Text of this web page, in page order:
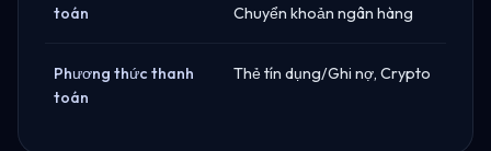
toán
Chuyển khoản ngân hàng
Phương thức thanh
toán
Thẻ tín dụng/Ghi nợ, Crypto